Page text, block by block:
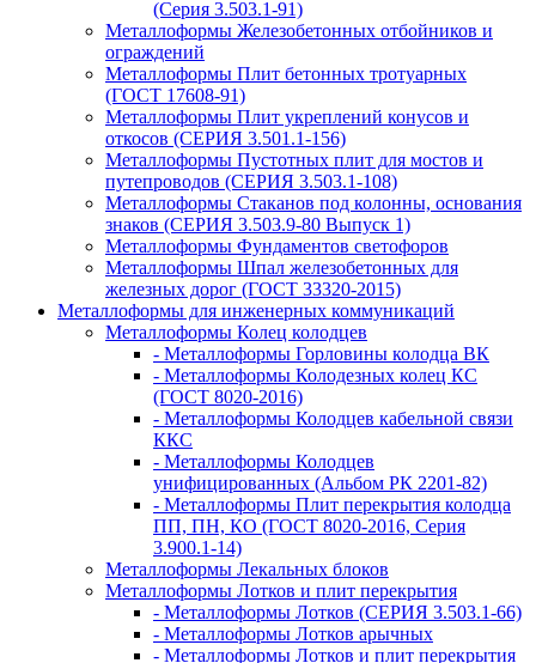
(Серия 3.503.1-91)
Металлоформы Железобетонных отбойников и
ограждений
Металлоформы Плит бетонных тротуарных
(ГОСТ 17608-91)
Металлоформы Плит укреплений конусов и
откосов (СЕРИЯ 3.501.1-156)
Металлоформы Пустотных плит для мостов и
путепроводов (СЕРИЯ 3.503.1-108)
Металлоформы Стаканов под колонны, основания
знаков (СЕРИЯ 3.503.9-80 Выпуск 1)
Металлоформы Фундаментов светофоров
Металлоформы Шпал железобетонных для
железных дорог (ГОСТ 33320-2015)
Металлоформы для инженерных коммуникаций
Металлоформы Колец колодцев
- Металлоформы Горловины колодца ВК
- Металлоформы Колодезных колец КС
(ГОСТ 8020-2016)
- Металлоформы Колодцев кабельной связи
ККС
- Металлоформы Колодцев
унифицированных (Альбом РК 2201-82)
- Металлоформы Плит перекрытия колодца
ПП, ПН, КО (ГОСТ 8020-2016, Серия
3.900.1-14)
Металлоформы Лекальных блоков
Металлоформы Лотков и плит перекрытия
- Металлоформы Лотков (СЕРИЯ 3.503.1-66)
- Металлоформы Лотков арычных
- Металлоформы Лотков и плит перекрытия